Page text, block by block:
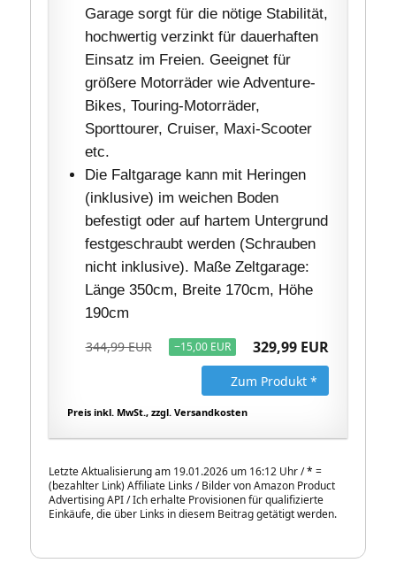
Garage sorgt für die nötige Stabilität,
hochwertig verzinkt für dauerhaften
Einsatz im Freien. Geeignet für
größere Motorräder wie Adventure-
Bikes, Touring-Motorräder,
Sporttourer, Cruiser, Maxi-Scooter
etc.
Die Faltgarage kann mit Heringen
(inklusive) im weichen Boden
befestigt oder auf hartem Untergrund
festgeschraubt werden (Schrauben
nicht inklusive). Maße Zeltgarage:
Länge 350cm, Breite 170cm, Höhe
190cm
344,99 EUR −15,00 EUR 329,99 EUR
Zum Produkt *
Preis inkl. MwSt., zzgl. Versandkosten
Letzte Aktualisierung am 19.01.2026 um 16:12 Uhr /* =
(bezahlter Link) Affiliate Links / Bilder von Amazon Product
Advertising API / Ich erhalte Provisionen für qualifizierte
Einkäufe, die über Links in diesem Beitrag getätigt werden.